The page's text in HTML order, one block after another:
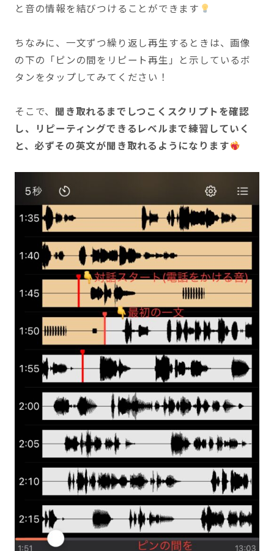
と音の情報を結びつけることができます
ちなみに、一文ずつ繰り返し再生するときは、画像
の下の「ピンの間をリピート再生」と示しているボ
タンをタップしてみてください！
そこで、 聞き取れるまでしつこくスクリプトを確認
し、リピーティングできるレベルまで練習していく
と、必ずその英文が聞き取れるようになります